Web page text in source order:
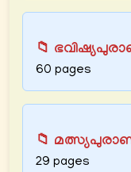
📁
60 pages
📁
29 pages